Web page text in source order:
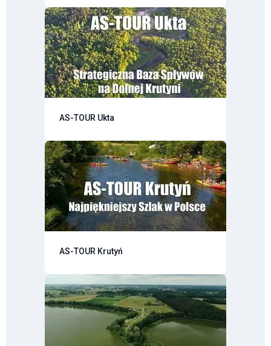
AS-TOUR Ukta
AS-TOUR Krutyń